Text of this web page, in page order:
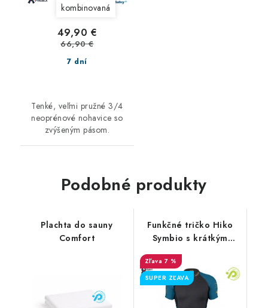
kombinovaná
7 dní
49,90 €
66,90 €
Tenké, veľmi pružné 3/4
neoprénové nohavice so
zvýšeným pásom.
Podobné produkty
Plachta do sauny
Comfort
Funkčné tričko Hiko
Symbio s krátkým
rukávom
7 %
SUPER ZĽAVA